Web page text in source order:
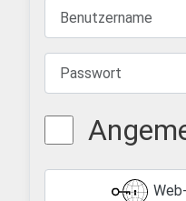
Passwort